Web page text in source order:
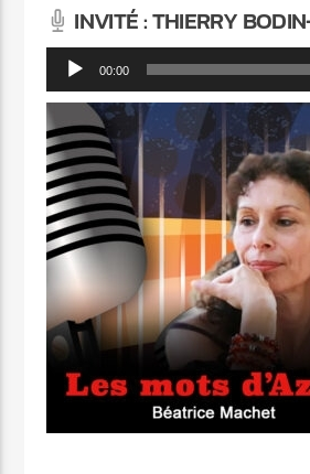
INVITÉ : THIERRY
Lecteur 00:00